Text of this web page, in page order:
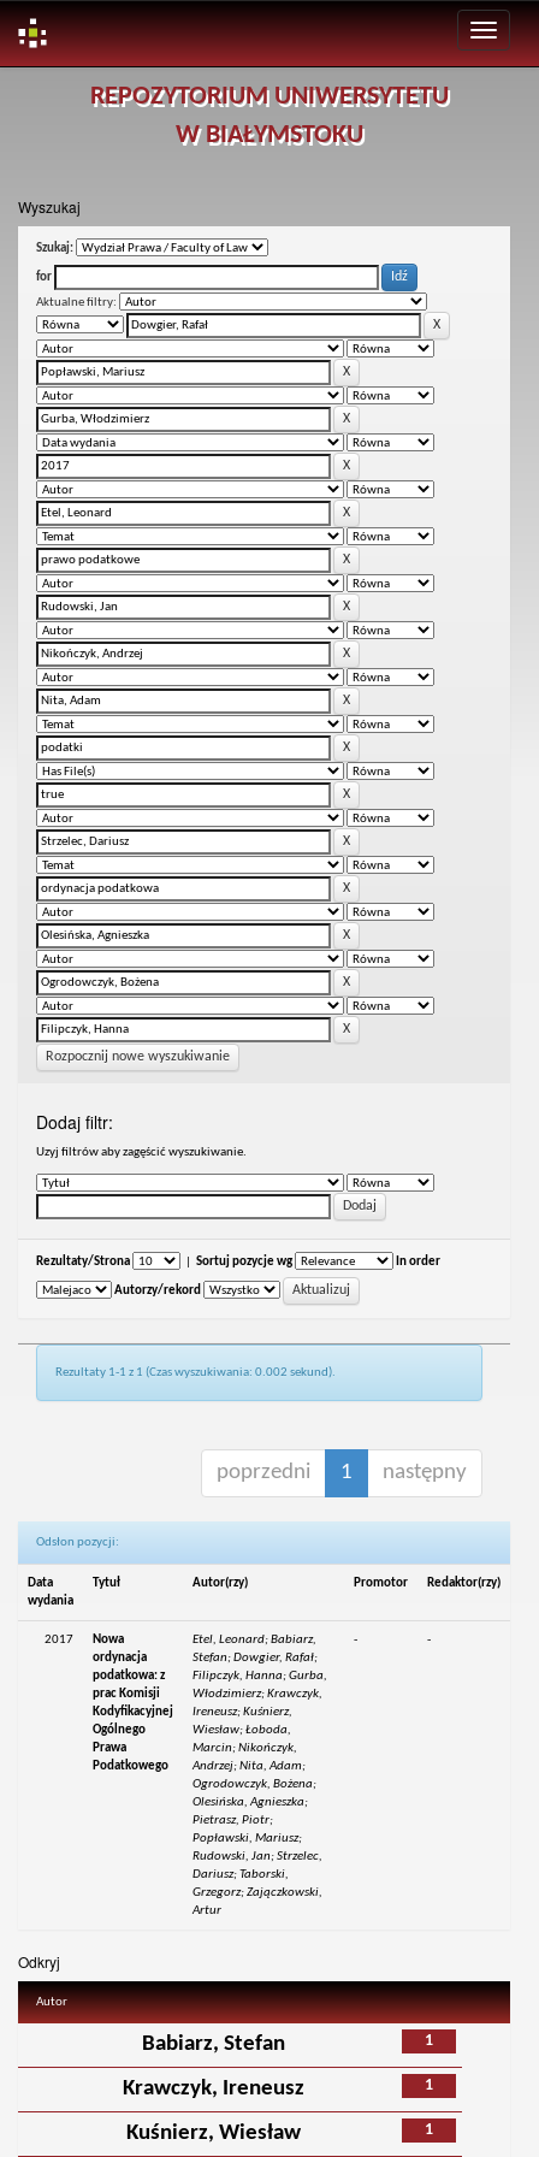
REPOZYTORIUM UNIWERSYTETU
W BIAŁYMSTOKU
Wyszukaj
Szukaj:
for
Aktualne filtry:
Rozpocznij nowe wyszukiwanie
Dodaj filtr:
Uzyj filtrów aby zagęścić wyszukiwanie.
Rezultaty/Strona Sortuj pozycje wg In order
Autorzy/rekord
Rezultaty 1-1 z 1 (Czas wyszukiwania: 0.002 sekund).
poprzedni 1 następny
Odsłon pozycji:
Data
wydania
Tytuł Autor(rzy) Promotor Redaktor(rzy)
2017
Nowa
ordynacja
podatkowa: z
prac Komisji
Kodyfikacyjnej
Ogólnego
Prawa
Podatkowego
Etel, Leonard; Babiarz,
Stefan; Dowgier, Rafał;
Filipczyk, Hanna; Gurba,
Włodzimierz; Krawczyk,
Ireneusz; Kuśnierz,
Wiesław; Łoboda,
Marcin; Nikończyk,
Andrzej; Nita, Adam;
Ogrodowczyk, Bożena;
Olesińska, Agnieszka;
Pietrasz, Piotr;
Popławski, Mariusz;
Rudowski, Jan; Strzelec,
Dariusz; Taborski,
Grzegorz; Zajączkowski,
Artur
- -
Odkryj
Autor
1
Babiarz, Stefan
1
Krawczyk, Ireneusz
1
Kuśnierz, Wiesław